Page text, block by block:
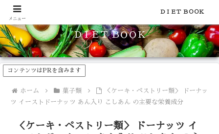
食品のカロリーや糖質などの栄養素がわかる！健康やダイエットに
ＤＩＥＴ ＢＯＯＫ
コンテンツはPRを含みます
ホーム 菓子類
＜ケーキ・ペストリー類＞ ドーナッ
ツ イーストドーナッツ あん入り こしあん の主要な栄養成分
＜ケーキ・ペストリー類＞ ドーナッツ イ
メニュー
ＤＩＥＴ ＢＯＯＫ